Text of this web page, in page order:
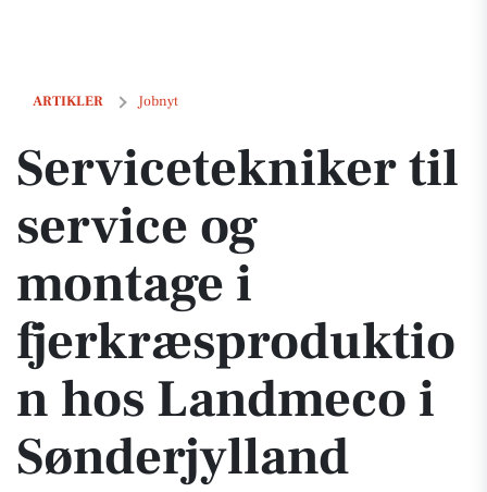
ARTIKLER Jobnyt
Servicetekniker til service og montage i fjerkræsproduktion hos
Servicetekniker til
service og
montage i
fjerkræsproduktio
n hos Landmeco i
Sønderjylland